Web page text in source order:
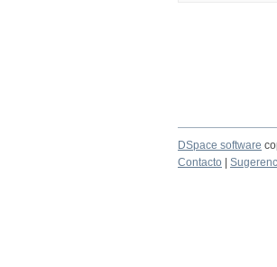
DSpace software
Contacto